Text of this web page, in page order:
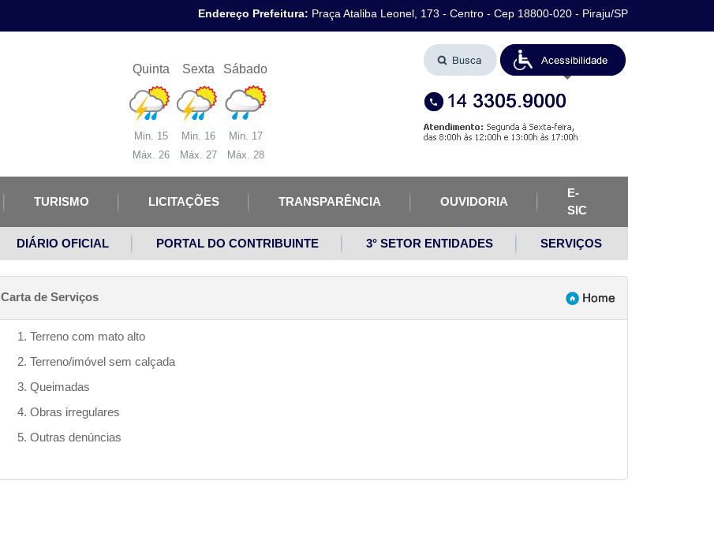
Endereço Prefeitura: Praça Ataliba Leonel, 173 - Centro - Cep 18800-020 - Piraju/SP
Quinta
Min. 15
Máx. 26
Sexta
Min. 16
Máx. 27
Sábado
Min. 17
Máx. 28
TURISMO LICITAÇÕES TRANSPARÊNCIA OUVIDORIA
E-
SIC
DIÁRIO OFICIAL PORTAL DO CONTRIBUINTE 3° SETOR ENTIDADES SERVIÇOS
Carta de Serviços
1. Terreno com mato alto
2. Terreno/imóvel sem calçada
3. Queimadas
4. Obras irregulares
5. Outras denúncias